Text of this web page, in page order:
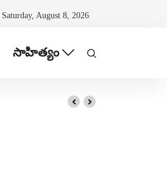
Saturday, August 8, 2026
సాహిత్యం